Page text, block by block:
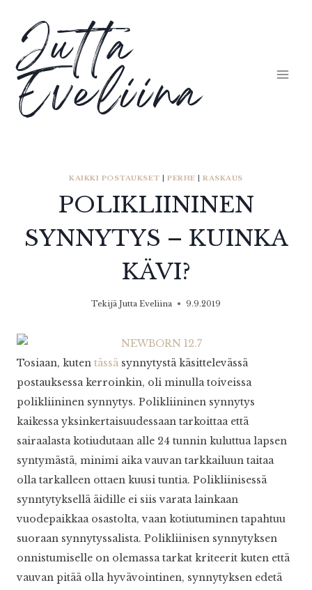
sisältöön
Jutta
Eveliina
KAIKKI POSTAUKSET |PERHE |RASKAUS
POLIKLIININEN
SYNNYTYS – KUINKA
KÄVI?
Tekijä Jutta Eveliina 9.9.2019
Tosiaan, kuten tässä synnytystä käsittelevässä
postauksessa kerroinkin, oli minulla toiveissa
polikliininen synnytys. Polikliininen synnytys
kaikessa yksinkertaisuudessaan tarkoittaa että
sairaalasta kotiudutaan alle 24 tunnin kuluttua lapsen
syntymästä, minimi aika vauvan tarkkailuun taitaa
olla tarkalleen ottaen kuusi tuntia. Polikliinisessä
synntytyksellä äidille ei siis varata lainkaan
vuodepaikkaa osastolta, vaan kotiutuminen tapahtuu
suoraan synnytyssalista. Polikliinisen synnytyksen
onnistumiselle on olemassa tarkat kriteerit kuten että
vauvan pitää olla hyvävointinen, synnytyksen edetä